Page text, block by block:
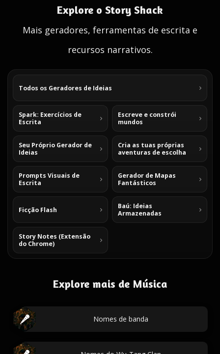
Explore o Story Shack
Mais geradores, ferramentas de escrita e
recursos narrativos.
Todos os Geradores de Ideias
Spark: Exercícios de
Escrita
Escreve e constrói
mundos
Seu Próprio Gerador de
Ideias
Cria as tuas próprias
aventuras de escolha
Prompts Visuais de
Escrita
Gerador de Mapas
Fantásticos
Ficção Flash
Baú: Ideias
Armazenadas
Story Notes (Extensão
do Chrome)
Explore mais de Música
Nomes de banda